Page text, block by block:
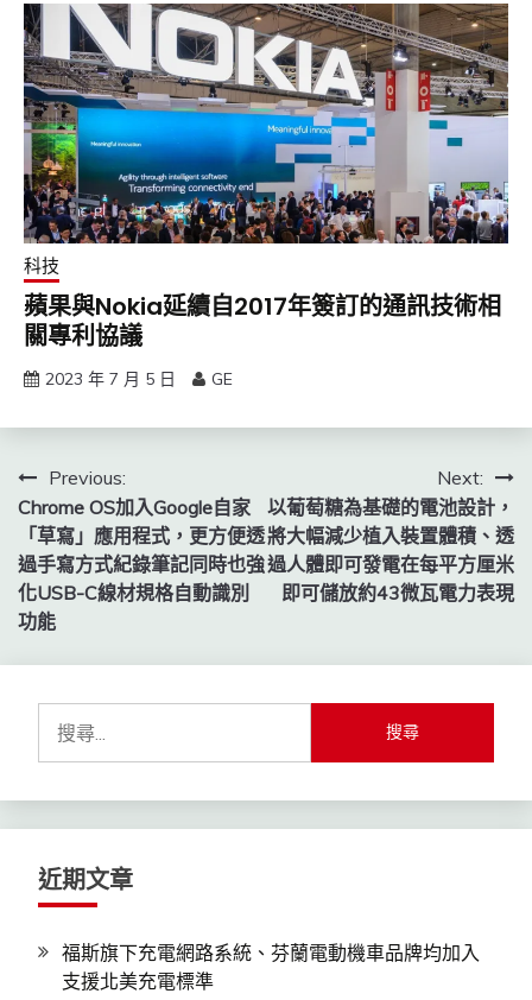
科技
蘋果與Nokia延續自2017年簽訂的通訊技術相
關專利協議
2023 年 7 月 5 日 GE
文
章
導
覽
Previous:
Chrome OS加入Google自家
「草寫」應用程式，更方便透
過手寫方式紀錄筆記同時也強
化USB-C線材規格自動識別
功能
Next:
以葡萄糖為基礎的電池設計，
將大幅減少植入裝置體積、透
過人體即可發電在每平方厘米
即可儲放約43微瓦電力表現
鍵
字:
近期文章
福斯旗下充電網路系統、芬蘭電動機車品牌均加入
支援北美充電標準